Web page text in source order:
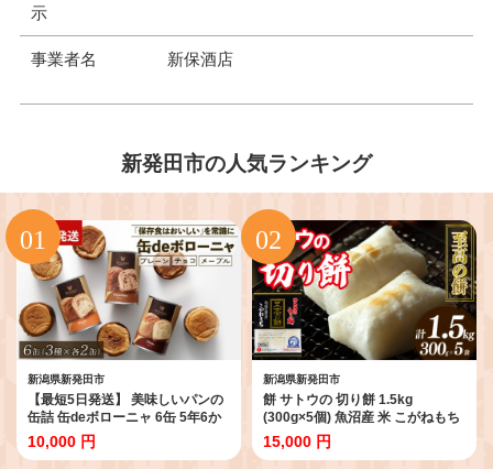
示
事業者名 新保酒店
新発田市の人気ランキング
新潟県新発田市
【最短5日発送】 美味しいパンの
缶詰 缶deボローニャ 6缶 5年6か
月保存 保存食 非常食 防災食 備蓄
食 防災グッズ パン デニッシュ レ
10,000 円
新潟県新発田市
餅 サトウの 切り餅 1.5kg
(300g×5個) 魚沼産 米 こがねもち
使用 至高の餅 防災 備蓄 保存食 非
常食 正月 餅 おせち サトウ食品 サ
15,000 円